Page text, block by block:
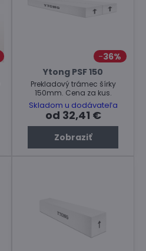
36%
Ytong PSF 150
Prekladový trámec šírky
150mm. Cena za kus.
Skladom u dodávateľa
od 32,41 €
Zobraziť